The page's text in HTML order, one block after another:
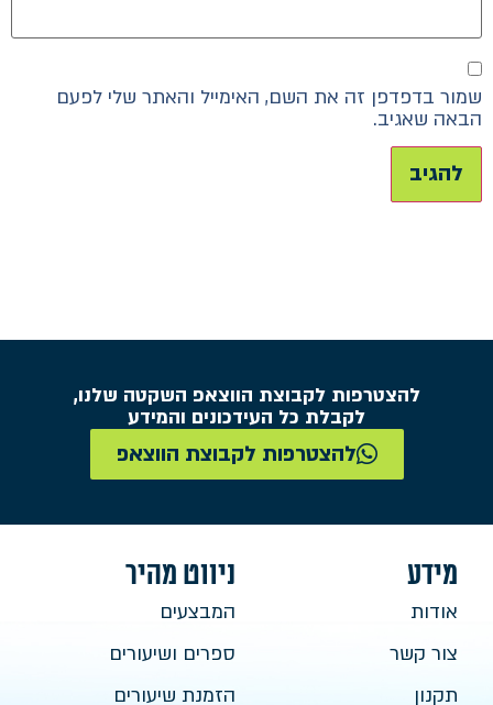
שמור בדפדפן זה את השם, האימייל והאתר שלי לפעם
הבאה שאגיב.
להצטרפות לקבוצת הווצאפ השקטה שלנו,
לקבלת כל העידכונים והמידע
להצטרפות לקבוצת הווצאפ
מידע
אודות
צור קשר
תקנון
ניווט מהיר
המבצעים
ספרים ושיעורים
הזמנת שיעורים